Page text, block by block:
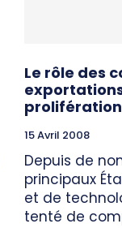
Le rôle des
prolifération
15 Avril 2008
Depuis de
principaux
et de
tenté de